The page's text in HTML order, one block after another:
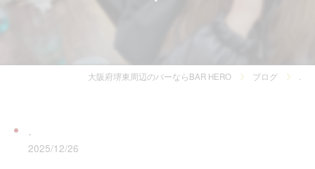
大阪府堺東周辺のバーならBAR HERO ブログ
.
2025/12/26